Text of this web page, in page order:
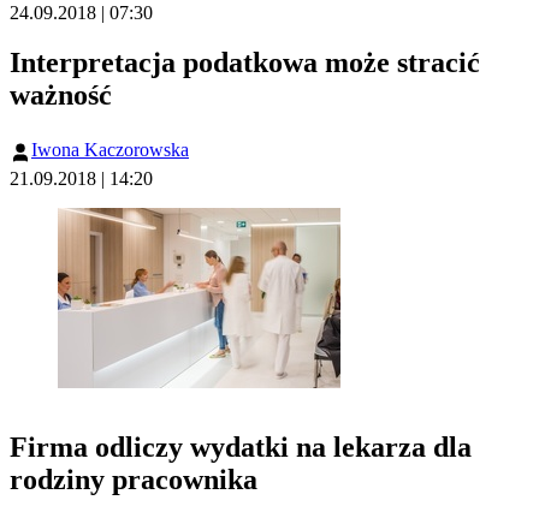
24.09.2018 | 07:30
Interpretacja podatkowa może stracić
ważność
Iwona Kaczorowska
21.09.2018 | 14:20
Firma odliczy wydatki na lekarza dla
rodziny pracownika